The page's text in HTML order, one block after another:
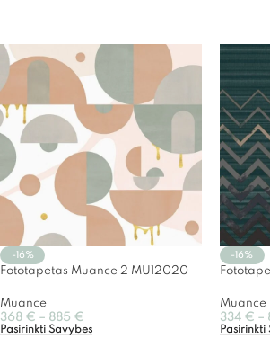
-16%
Fototapetas Muance 2 MU12020
Muance
368 € – 885 €
Pasirinkti Savybes
-16%
Muance
334 € –
Pasirinkti